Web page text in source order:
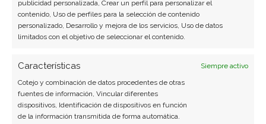
publicidad personalizada, Crear un perfil para personalizar el
contenido, Uso de perfiles para la selección de contenido
personalizado, Desarrollo y mejora de los servicios, Uso de datos
limitados con el objetivo de seleccionar el contenido.
Características
Siempre activo
Cotejo y combinación de datos procedentes de otras
fuentes de información, Vincular diferentes
dispositivos, Identificación de dispositivos en función
de la información transmitida de forma automática.